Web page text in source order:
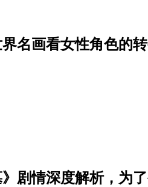
名画看女性角色的
剧情深度解析，为